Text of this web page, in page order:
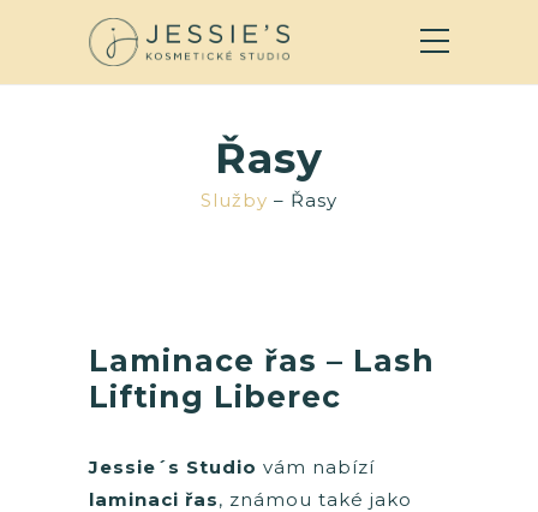
Řasy
Služby – Řasy
Laminace řas – Lash
Lifting Liberec
Jessie´s Studio vám nabízí
laminaci řas, známou také jako